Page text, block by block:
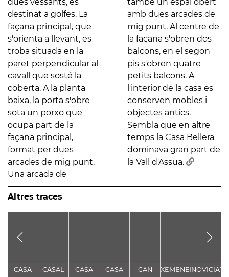
destinat a golfes. La
façana principal, que
s'orienta a llevant, es
troba situada en la
paret perpendicular al
cavall que sosté la
coberta. A la planta
baixa, la porta s'obre
sota un porxo que
ocupa part de la
façana principal,
format per dues
arcades de mig punt.
Una arcada de
amb dues arcades de
mig punt. Al centre de
la façana s'obren dos
balcons, en el segon
pis s'obren quatre
petits balcons. A
l'interior de la casa es
conserven mobles i
objectes antics.
Sembla que en altre
temps la Casa Bellera
dominava gran part de
la Vall d'Assua.
Altres traces
CASA
CASAL
CASA
CASA
CAN
XEMENEIANOVICIAT